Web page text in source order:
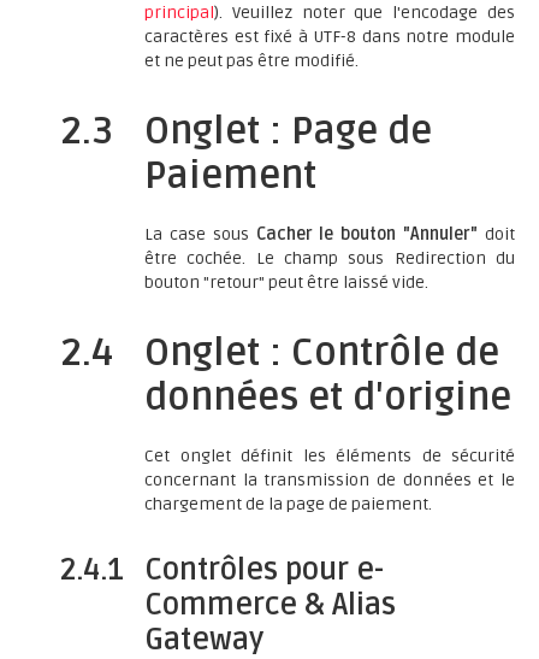
principal). Veuillez noter que l'encodage des
caractères est fixé à UTF-8 dans notre module
et ne peut pas être modifié.
2.3
Onglet : Page de
Paiement
La case sous Cacher le bouton "Annuler" doit
être cochée. Le champ sous Redirection du
bouton "retour" peut être laissé vide.
2.4
Onglet : Contrôle de
données et d'origine
Cet onglet définit les éléments de sécurité
concernant la transmission de données et le
chargement de la page de paiement.
2.4.1
Contrôles pour e-
Commerce & Alias
Gateway